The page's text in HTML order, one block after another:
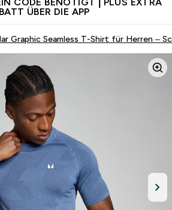
CODE BENÖTIGT | PLUS EXTRA
ÜBER DIE APP
Graphic Seamless T-Shirt für Herren –